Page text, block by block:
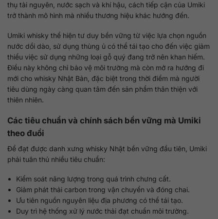
thụ tài nguyên, nước sạch và khí hậu, cách tiếp cận của Umiki
trở thành mô hình mà nhiều thương hiệu khác hướng đến.
Umiki whisky thể hiện tư duy bền vững từ việc lựa chọn nguồn
nước dồi dào, sử dụng thùng ủ có thể tái tạo cho đến việc giảm
thiểu việc sử dụng những loại gỗ quý đang trở nên khan hiếm.
Điều này không chỉ bảo vệ môi trường mà còn mở ra hướng đi
mới cho whisky Nhật Bản, đặc biệt trong thời điểm mà người
tiêu dùng ngày càng quan tâm đến sản phẩm thân thiện với
thiên nhiên.
Các tiêu chuẩn và chính sách bền vững mà Umiki
theo đuổi
Để đạt được danh xưng whisky Nhật bền vững đầu tiên, Umiki
phải tuân thủ nhiều tiêu chuẩn:
Kiểm soát năng lượng trong quá trình chưng cất.
Giảm phát thải carbon trong vận chuyển và đóng chai.
Ưu tiên nguồn nguyên liệu địa phương có thể tái tạo.
Duy trì hệ thống xử lý nước thải đạt chuẩn môi trường.